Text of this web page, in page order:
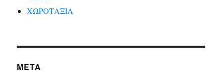
ΧΩΡΟΤΑΞΙΑ
META